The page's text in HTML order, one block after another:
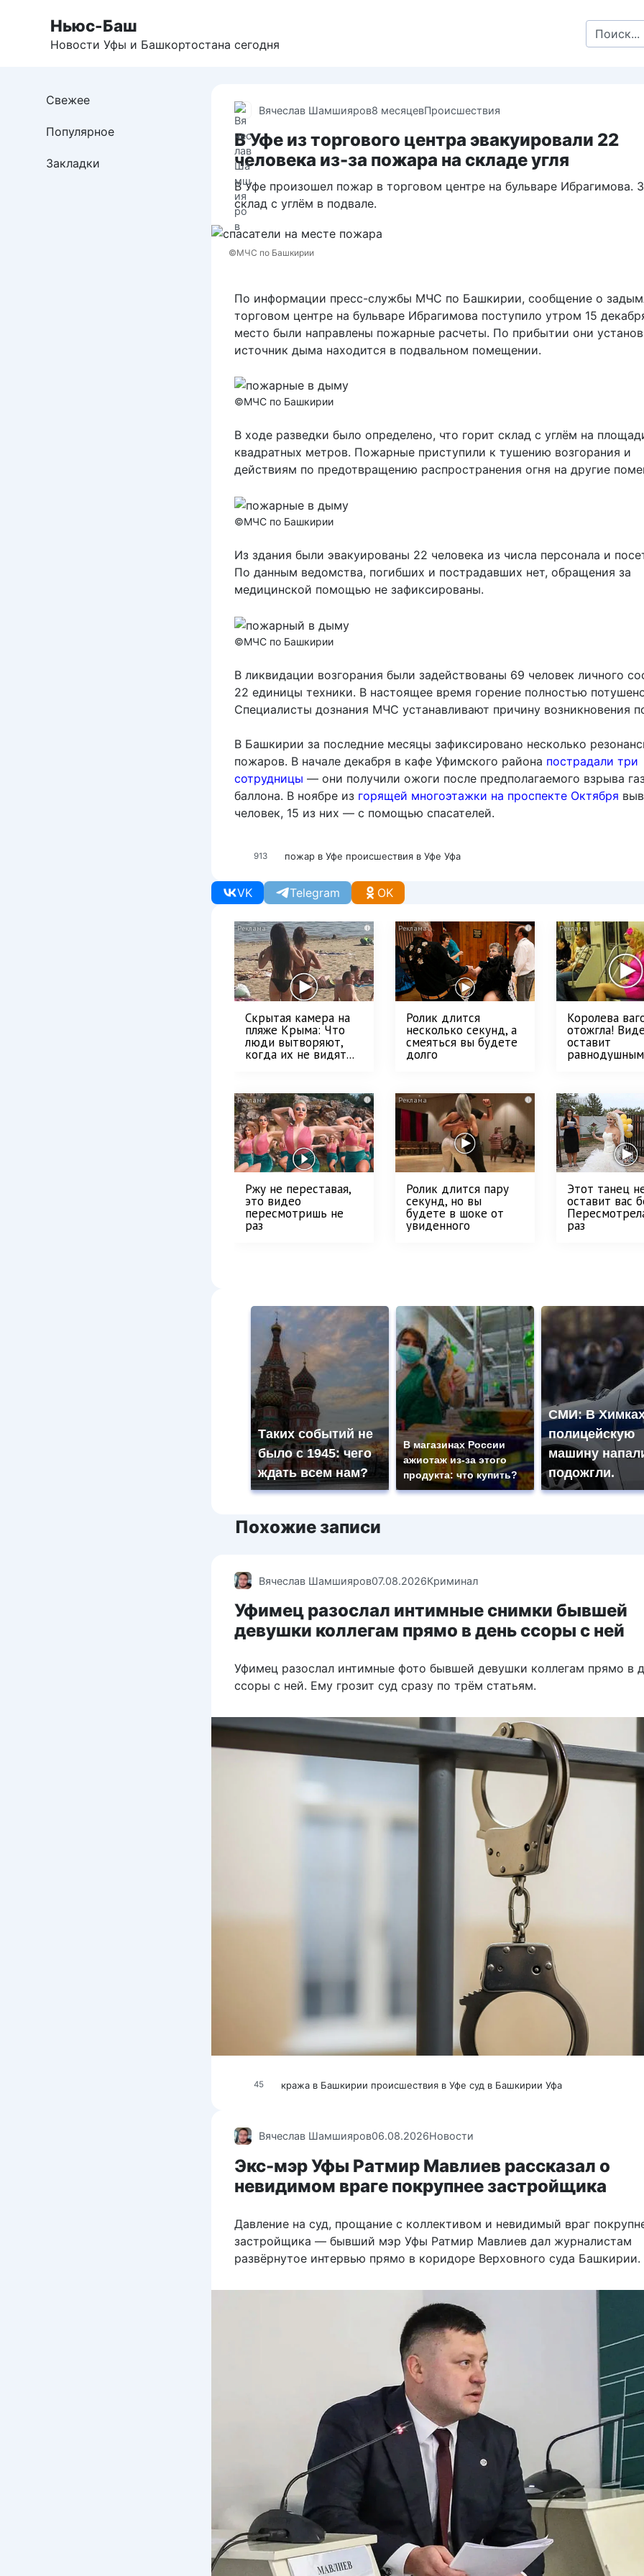
Ньюс-Баш
Новости Уфы и Башкортостана сегодня
Search
for:
Вячеслав Шамшияров8 месяцевПроисшествия
В Уфе из торгового центра эвакуировали 22
человека из-за пожара на складе угля
В Уфе произошел пожар в торговом центре на бульваре Ибрагимова.
склад с углём в подвале.
©МЧС по Башкирии
По информации пресс-службы МЧС по Башкирии, сообщение о
торговом центре на бульваре Ибрагимова поступило утром 15
место были направлены пожарные расчеты. По прибытии они
источник дыма находится в подвальном помещении.
©МЧС по Башкирии
В ходе разведки было определено, что горит склад с углём на
квадратных метров. Пожарные приступили к тушению возгорания и
действиям по предотвращению распространения огня на другие
©МЧС по Башкирии
Из здания были эвакуированы 22 человека из числа персонала и
По данным ведомства, погибших и пострадавших нет, обращения за
медицинской помощью не зафиксированы.
©МЧС по Башкирии
В ликвидации возгорания были задействованы 69 человек личного
22 единицы техники. В настоящее время горение полностью
Специалисты дознания МЧС устанавливают причину возникновения
В Башкирии за последние месяцы зафиксировано несколько
пожаров. В начале декабря в кафе Уфимского района пострадали три
сотрудницы — они получили ожоги после предполагаемого взрыва
баллона. В ноябре из горящей многоэтажки на проспекте Октября
человек, 15 из них — с помощью спасателей.
913 пожар в Уфе происшествия в Уфе Уфа
VK Telegram OK
i
Скрытая камера на
пляже Крыма: Что
люди вытворяют,
когда их не видят...
i
Ролик длится
несколько секунд, а
смеяться вы будете
долго
Королева
отожгла!
оставит
равнодушным
i
Ржу не переставая,
это видео
пересмотришь не
раз
i
Ролик длится пару
секунд, но вы
будете в шоке от
увиденного
Этот танец
оставит вас
раз
Таких событий не
было с 1945: чего
ждать всем нам?
В магазинах России
ажиотаж из-за этого
продукта: что купить?
СМИ: В
полицейскую
машину
подожгли.
Похожие записи
Вячеслав Шамшияров07.08.2026Криминал
Уфимец разослал интимные снимки бывшей
девушки коллегам прямо в день ссоры с ней
Уфимец разослал интимные фото бывшей девушки коллегам прямо в
ссоры с ней. Ему грозит суд сразу по трём статьям.
45 кража в Башкирии происшествия в Уфе суд в Башкирии Уфа
Вячеслав Шамшияров06.08.2026Новости
Экс-мэр Уфы Ратмир Мавлиев рассказал о
невидимом враге покрупнее застройщика
Давление на суд, прощание с коллективом и невидимый враг
застройщика — бывший мэр Уфы Ратмир Мавлиев дал журналистам
развёрнутое интервью прямо в коридоре Верховного суда Башкирии.
Свежее
Популярное
Закладки